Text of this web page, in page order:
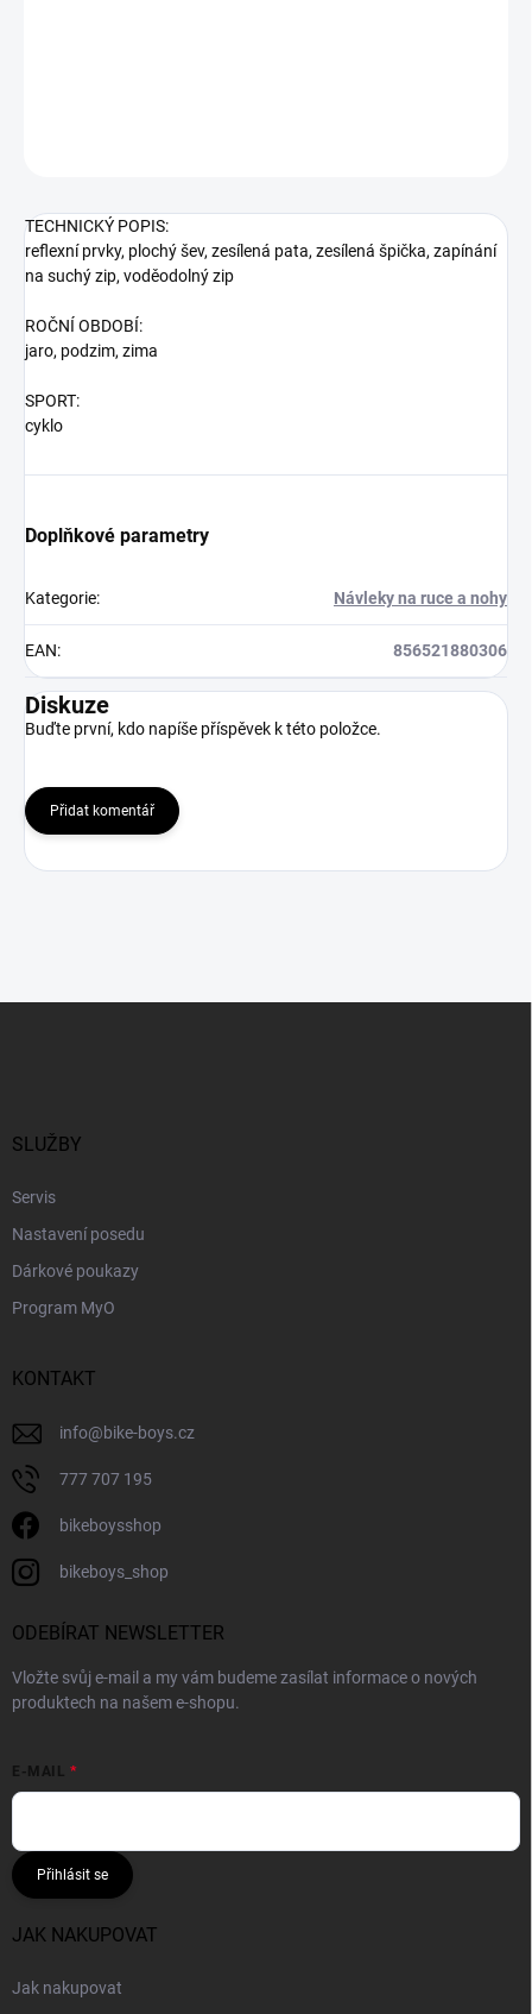
TECHNICKÝ POPIS:
reflexní prvky, plochý šev, zesílená pata, zesílená špička, zapínání
na suchý zip, voděodolný zip
ROČNÍ OBDOBÍ:
jaro, podzim, zima
SPORT:
cyklo
Doplňkové parametry
Kategorie: Návleky na ruce a nohy
EAN: 856521880306
Diskuze
Buďte první, kdo napíše příspěvek k této položce.
Přidat komentář
SLUŽBY
Servis
Nastavení posedu
Dárkové poukazy
Program MyO
KONTAKT
info@bike-boys.cz
777 707 195
bikeboysshop
bikeboys_shop
ODEBÍRAT NEWSLETTER
Vložte svůj e-mail a my vám budeme zasílat informace o nových
produktech na našem e-shopu.
E-MAIL
Přihlásit se
JAK NAKUPOVAT
Jak nakupovat